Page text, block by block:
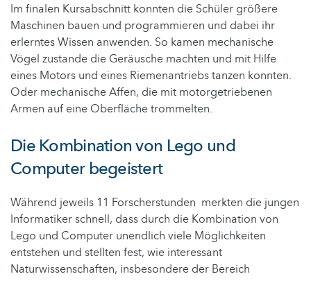
Im finalen Kursabschnitt konnten die Schüler größere
Maschinen bauen und programmieren und dabei ihr
erlerntes Wissen anwenden. So kamen mechanische
Vögel zustande die Geräusche machten und mit Hilfe
eines Motors und eines Riemenantriebs tanzen konnten.
Oder mechanische Affen, die mit motorgetriebenen
Armen auf eine Oberfläche trommelten.
Die Kombination von Lego und
Computer begeistert
Während jeweils 11 Forscherstunden merkten die jungen
Informatiker schnell, dass durch die Kombination von
Lego und Computer unendlich viele Möglichkeiten
entstehen und stellten fest, wie interessant
Naturwissenschaften, insbesondere der Bereich